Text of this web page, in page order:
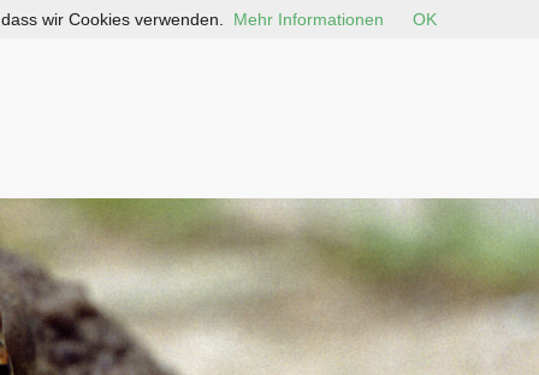
wir Cookies verwenden. Mehr Informationen OK